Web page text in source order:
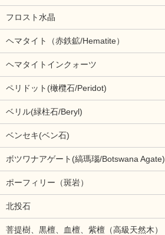
フロスト水晶
ヘマタイト（赤鉄鉱/Hematite）
ヘマタイトインクォーツ
ペリドット(橄欖石/Peridot)
ベリル(緑柱石/Beryl)
ベンセキ(ベン石)
ボツワナアゲート(縞瑪瑙/Botswana Agate)
ポーフィリー（斑岩）
北投石
菩提樹、黒檀、血檀、紫檀（高級天然木）